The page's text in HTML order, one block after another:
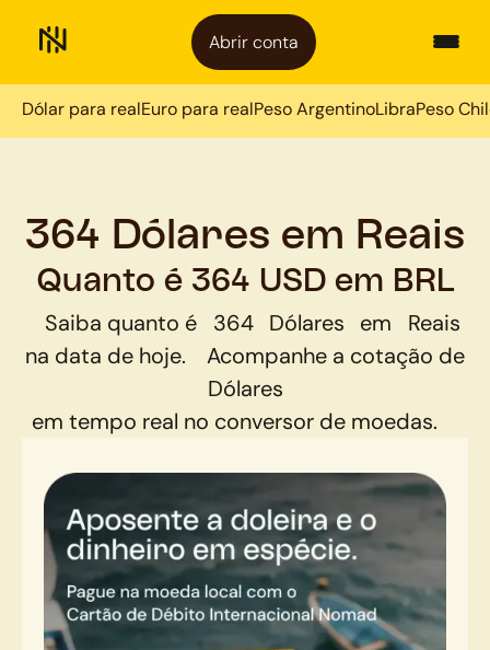
Abrir conta
Dólar para realEuro para realPeso ArgentinoLibraPeso
364 Dólares em Reais
Quanto é 364 USD em BRL
Saiba quanto é 364 Dólares em
Reais
na data de hoje.
Acompanhe a cotação de
Dólares
em tempo real no conversor de moedas.